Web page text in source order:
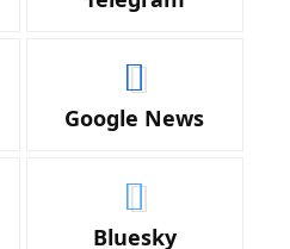
Google News
Bluesky